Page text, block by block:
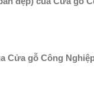
gỗ Công